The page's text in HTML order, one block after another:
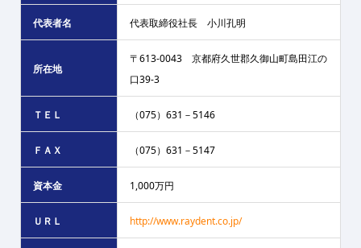
代表者名 代表取締役社長 小川孔明
所在地
〒613-0043 京都府久世郡久御山町島田江の
口39-3
ＴＥＬ （075）631－5146
ＦＡＸ （075）631－5147
資本金 1,000万円
ＵＲＬ http://www.raydent.co.jp/